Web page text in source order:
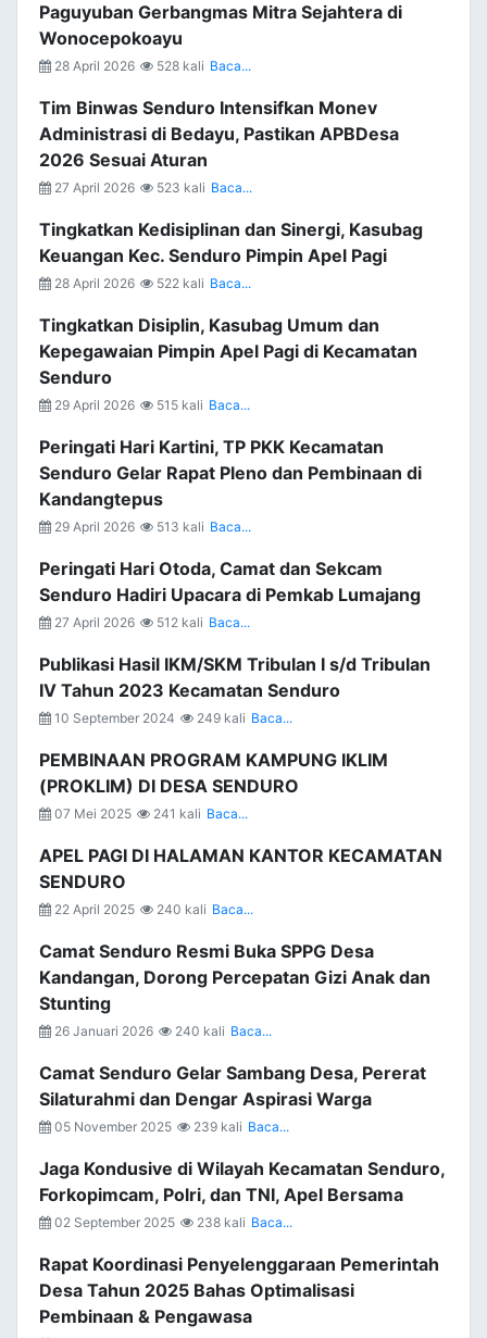
Paguyuban Gerbangmas Mitra Sejahtera di
Wonocepokoayu
28 April 2026 528 kali Baca...
Tim Binwas Senduro Intensifkan Monev
Administrasi di Bedayu, Pastikan APBDesa
2026 Sesuai Aturan
27 April 2026 523 kali Baca...
Tingkatkan Kedisiplinan dan Sinergi, Kasubag
Keuangan Kec. Senduro Pimpin Apel Pagi
28 April 2026 522 kali Baca...
Tingkatkan Disiplin, Kasubag Umum dan
Kepegawaian Pimpin Apel Pagi di Kecamatan
Senduro
29 April 2026 515 kali Baca...
Peringati Hari Kartini, TP PKK Kecamatan
Senduro Gelar Rapat Pleno dan Pembinaan di
Kandangtepus
29 April 2026 513 kali Baca...
Peringati Hari Otoda, Camat dan Sekcam
Senduro Hadiri Upacara di Pemkab Lumajang
27 April 2026 512 kali Baca...
Publikasi Hasil IKM/SKM Tribulan I s/d Tribulan
IV Tahun 2023 Kecamatan Senduro
10 September 2024 249 kali Baca...
PEMBINAAN PROGRAM KAMPUNG IKLIM
(PROKLIM) DI DESA SENDURO
07 Mei 2025 241 kali Baca...
APEL PAGI DI HALAMAN KANTOR KECAMATAN
SENDURO
22 April 2025 240 kali Baca...
Camat Senduro Resmi Buka SPPG Desa
Kandangan, Dorong Percepatan Gizi Anak dan
Stunting
26 Januari 2026 240 kali Baca...
Camat Senduro Gelar Sambang Desa, Pererat
Silaturahmi dan Dengar Aspirasi Warga
05 November 2025 239 kali Baca...
Jaga Kondusive di Wilayah Kecamatan Senduro,
Forkopimcam, Polri, dan TNI, Apel Bersama
02 September 2025 238 kali Baca...
Rapat Koordinasi Penyelenggaraan Pemerintah
Desa Tahun 2025 Bahas Optimalisasi
Pembinaan & Pengawasa